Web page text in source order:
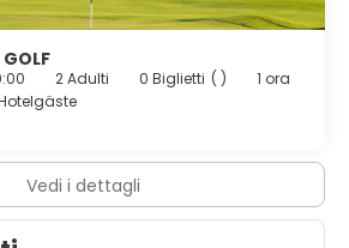
2 Adulti 0 Biglietti ( )
1 ora
Vedi i dettagli